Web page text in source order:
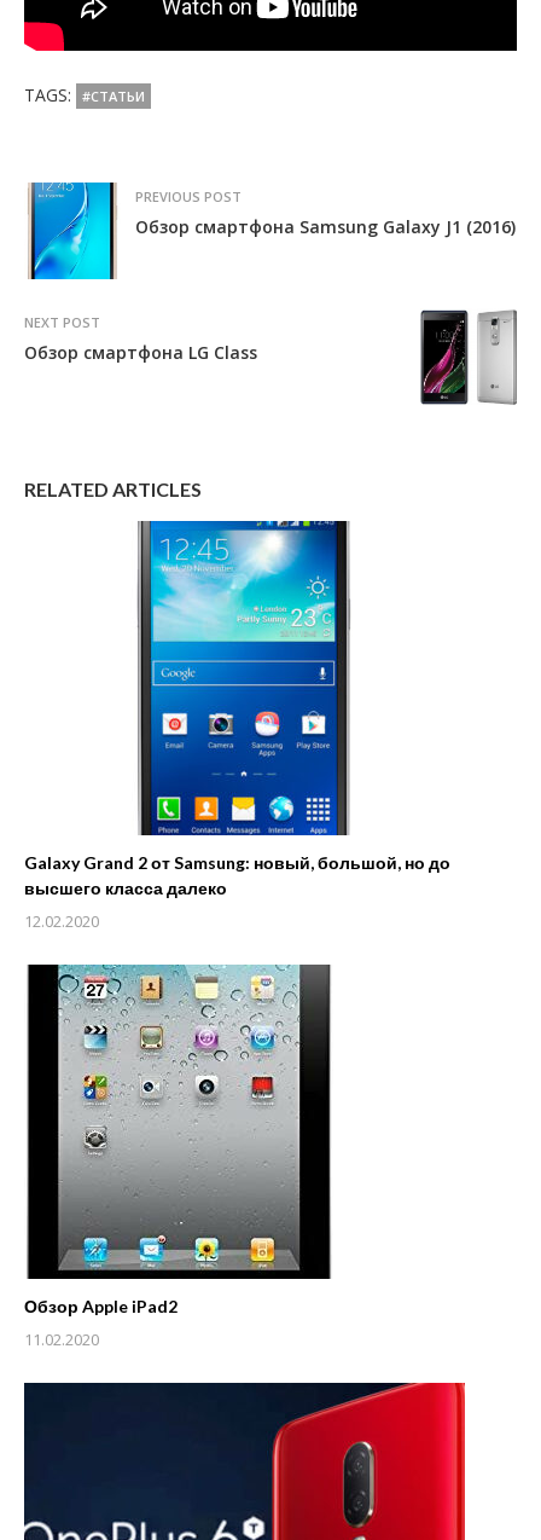
TAGS: #СТАТЬИ
PREVIOUS POST
Обзор смартфона Samsung Galaxy J1 (2016)
NEXT POST
Обзор смартфона LG Class
RELATED ARTICLES
Galaxy Grand 2 от Samsung: новый, большой, но до
высшего класса далеко
12.02.2020
Обзор Apple iPad2
11.02.2020